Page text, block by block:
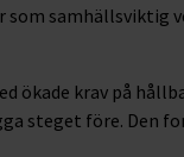
som samhällsviktig
ökade krav på
steget före. Den